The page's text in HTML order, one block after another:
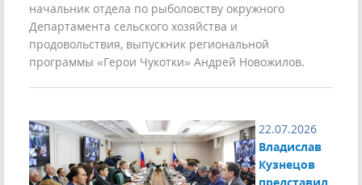
начальник отдела по рыболовству окружного
Департамента сельского хозяйства и
продовольствия, выпускник региональной
программы «Герои Чукотки» Андрей Новожилов.
22.07.2026
Владислав
Кузнецов